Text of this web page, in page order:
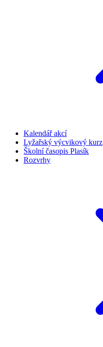
Kalendář akcí
Lyžařský výcvikový kurz
Školní časopis Plasík
Rozvrhy